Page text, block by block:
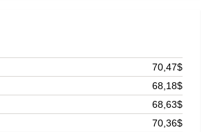
70,47$
68,18$
68,63$
70,36$